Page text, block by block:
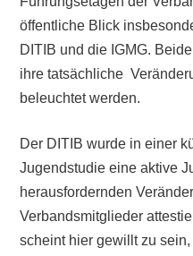
öffentliche Blick
DITIB und die IGMG.
ihre tatsächliche
beleuchtet werden.
Der DITIB wurde in einer
Jugendstudie eine aktive
herausfordernden
Verbandsmitglieder
scheint hier gewillt zu